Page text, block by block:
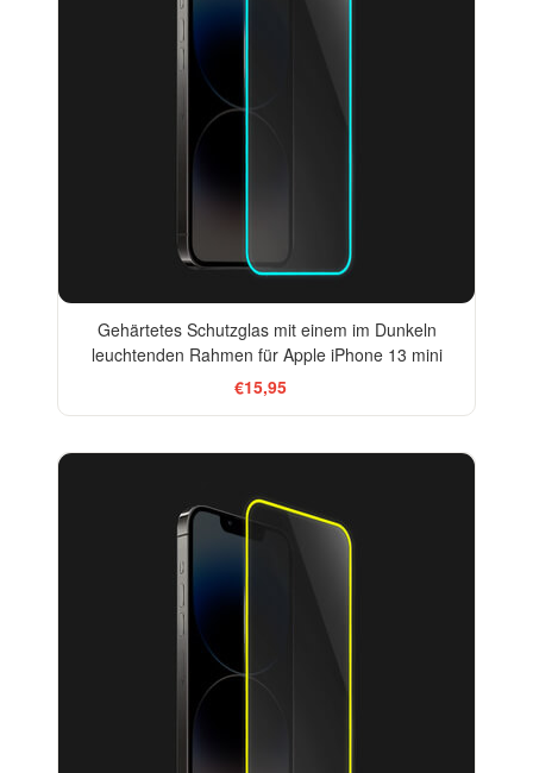
Gehärtetes Schutzglas mit einem im Dunkeln
leuchtenden Rahmen für Apple iPhone 13 mini
€15,95